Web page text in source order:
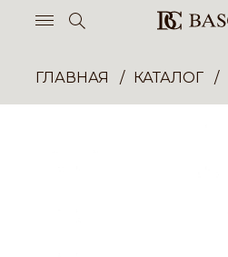
ГЛАВНАЯ КАТАЛОГ